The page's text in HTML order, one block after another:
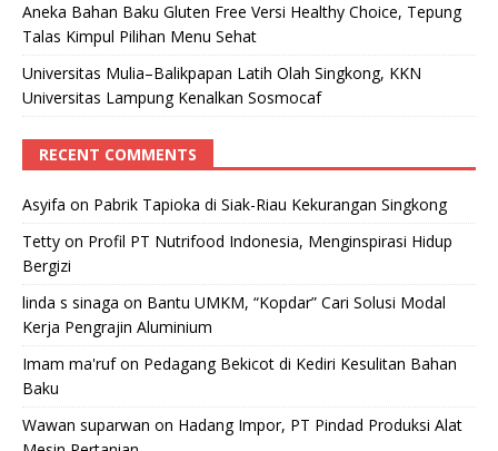
Aneka Bahan Baku Gluten Free Versi Healthy Choice, Tepung
Talas Kimpul Pilihan Menu Sehat
Universitas Mulia–Balikpapan Latih Olah Singkong, KKN
Universitas Lampung Kenalkan Sosmocaf
RECENT COMMENTS
Asyifa on Pabrik Tapioka di Siak-Riau Kekurangan Singkong
Tetty on Profil PT Nutrifood Indonesia, Menginspirasi Hidup
Bergizi
linda s sinaga on Bantu UMKM, “Kopdar” Cari Solusi Modal
Kerja Pengrajin Aluminium
Imam ma'rufon Pedagang Bekicot di Kediri Kesulitan Bahan
Baku
Wawan suparwan on Hadang Impor, PT Pindad Produksi Alat